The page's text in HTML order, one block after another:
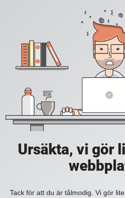
Ursäkta, vi gör
Tack för att du är tålmodig. Vi gör